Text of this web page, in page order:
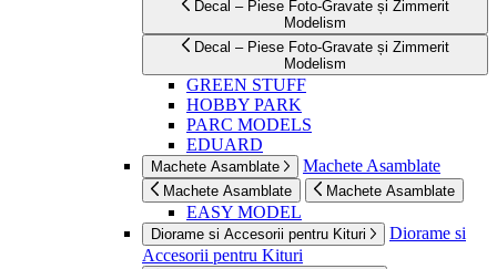
Decal – Piese Foto-Gravate și Zimmerit
Modelism
Decal – Piese Foto-Gravate și Zimmerit
Modelism
GREEN STUFF
HOBBY PARK
PARC MODELS
EDUARD
Machete Asamblate Machete Asamblate
Machete Asamblate Machete Asamblate
EASY MODEL
Diorame si Accesorii pentru Kituri
Diorame si
Accesorii pentru Kituri